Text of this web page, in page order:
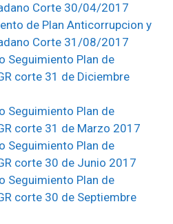
Corte 30/04/2017
de Plan Anticorrupcion y
Corte 31/08/2017
Seguimiento Plan de
corte 31 de Diciembre
Seguimiento Plan de
corte 31 de Marzo 2017
Seguimiento Plan de
corte 30 de Junio 2017
Seguimiento Plan de
corte 30 de Septiembre